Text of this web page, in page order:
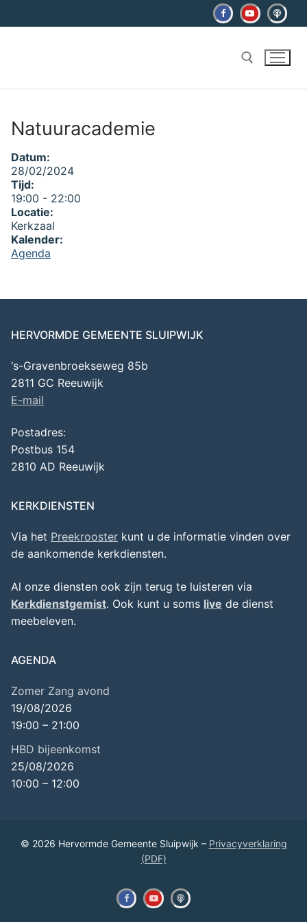
naar
Natuuracademie
Datum:
28/02/2024
Tijd:
19:00 - 22:00
Locatie:
Kerkzaal
Kalender:
Agenda
HERVORMDE GEMEENTE SLUIPWIJK
‘s-Gravenbroekseweg 85b
2811 GC Reeuwijk
E-mail
Postadres:
Postbus 154
2810 AD Reeuwijk
KERKDIENSTEN
Via het Preekrooster kunt u de informatie vinden over
de aankomende kerkdiensten.
Al onze diensten ook zijn terug te luisteren via
Kerkdienstgemist. Ook kunt u soms live de dienst
meebeleven.
AGENDA
Zomer Zang avond
19/08/2026
19:00 – 21:00
HBD bijeenkomst
25/08/2026
10:00 – 12:00
© 2026 Hervormde Gemeente Sluipwijk – Privacyverklaring
(PDF)